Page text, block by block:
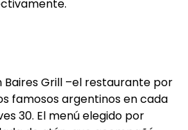
Baires Grill –el restaurante por
famosos argentinos en cada
30. El menú elegido por